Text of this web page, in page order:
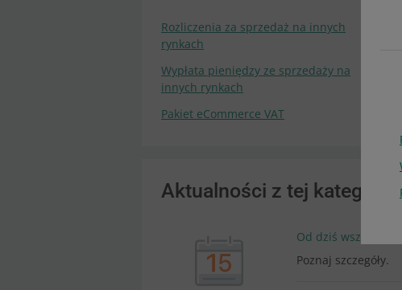
Rozliczenia za sprzedaż na innych
rynkach
Wypłata pieniędzy ze sprzedaży na
innych rynkach
Pakiet eCommerce VAT
Aktualności z tej kategorii
Od dziś wszyscy
Poznaj szczegóły.